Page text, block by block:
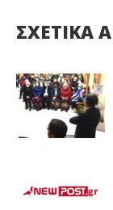
ΣΧΕΤΙΚΑ